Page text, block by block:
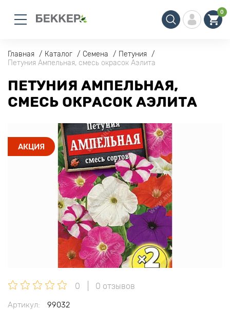
0
Главная Каталог Семена
Петуния
Петуния Ампельная, смесь окрасок Аэлита
ПЕТУНИЯ АМПЕЛЬНАЯ,
СМЕСЬ ОКРАСОК АЭЛИТА
АКЦИЯ
0 0 отзывов
Артикул:
99032